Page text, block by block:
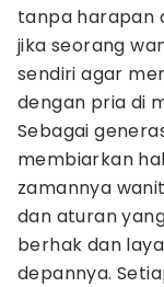
tanpa harapan
jika seorang
sendiri agar
dengan pria di
Sebagai
membiarkan
zamannya
dan aturan
berhak dan
depannya.